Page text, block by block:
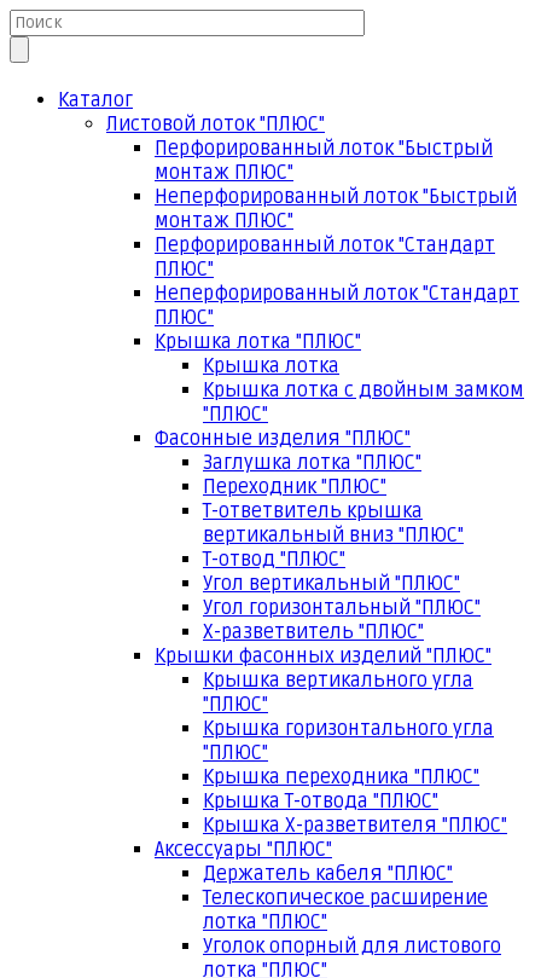
Каталог
Листовой лоток "ПЛЮС"
Перфорированный лоток "Быстрый
монтаж ПЛЮС"
Неперфорированный лоток "Быстрый
монтаж ПЛЮС"
Перфорированный лоток "Стандарт
ПЛЮС"
Неперфорированный лоток "Стандарт
ПЛЮС"
Крышка лотка "ПЛЮС"
Крышка лотка
Крышка лотка с двойным замком
"ПЛЮС"
Фасонные изделия "ПЛЮС"
Заглушка лотка "ПЛЮС"
Переходник "ПЛЮС"
Т-ответвитель крышка
вертикальный вниз "ПЛЮС"
Т-отвод "ПЛЮС"
Угол вертикальный "ПЛЮС"
Угол горизонтальный "ПЛЮС"
Х-разветвитель "ПЛЮС"
Крышки фасонных изделий "ПЛЮС"
Крышка вертикального угла
"ПЛЮС"
Крышка горизонтального угла
"ПЛЮС"
Крышка переходника "ПЛЮС"
Крышка Т-отвода "ПЛЮС"
Крышка Х-разветвителя "ПЛЮС"
Аксессуары "ПЛЮС"
Держатель кабеля "ПЛЮС"
Телескопическое расширение
лотка "ПЛЮС"
Уголок опорный для листового
лотка "ПЛЮС"